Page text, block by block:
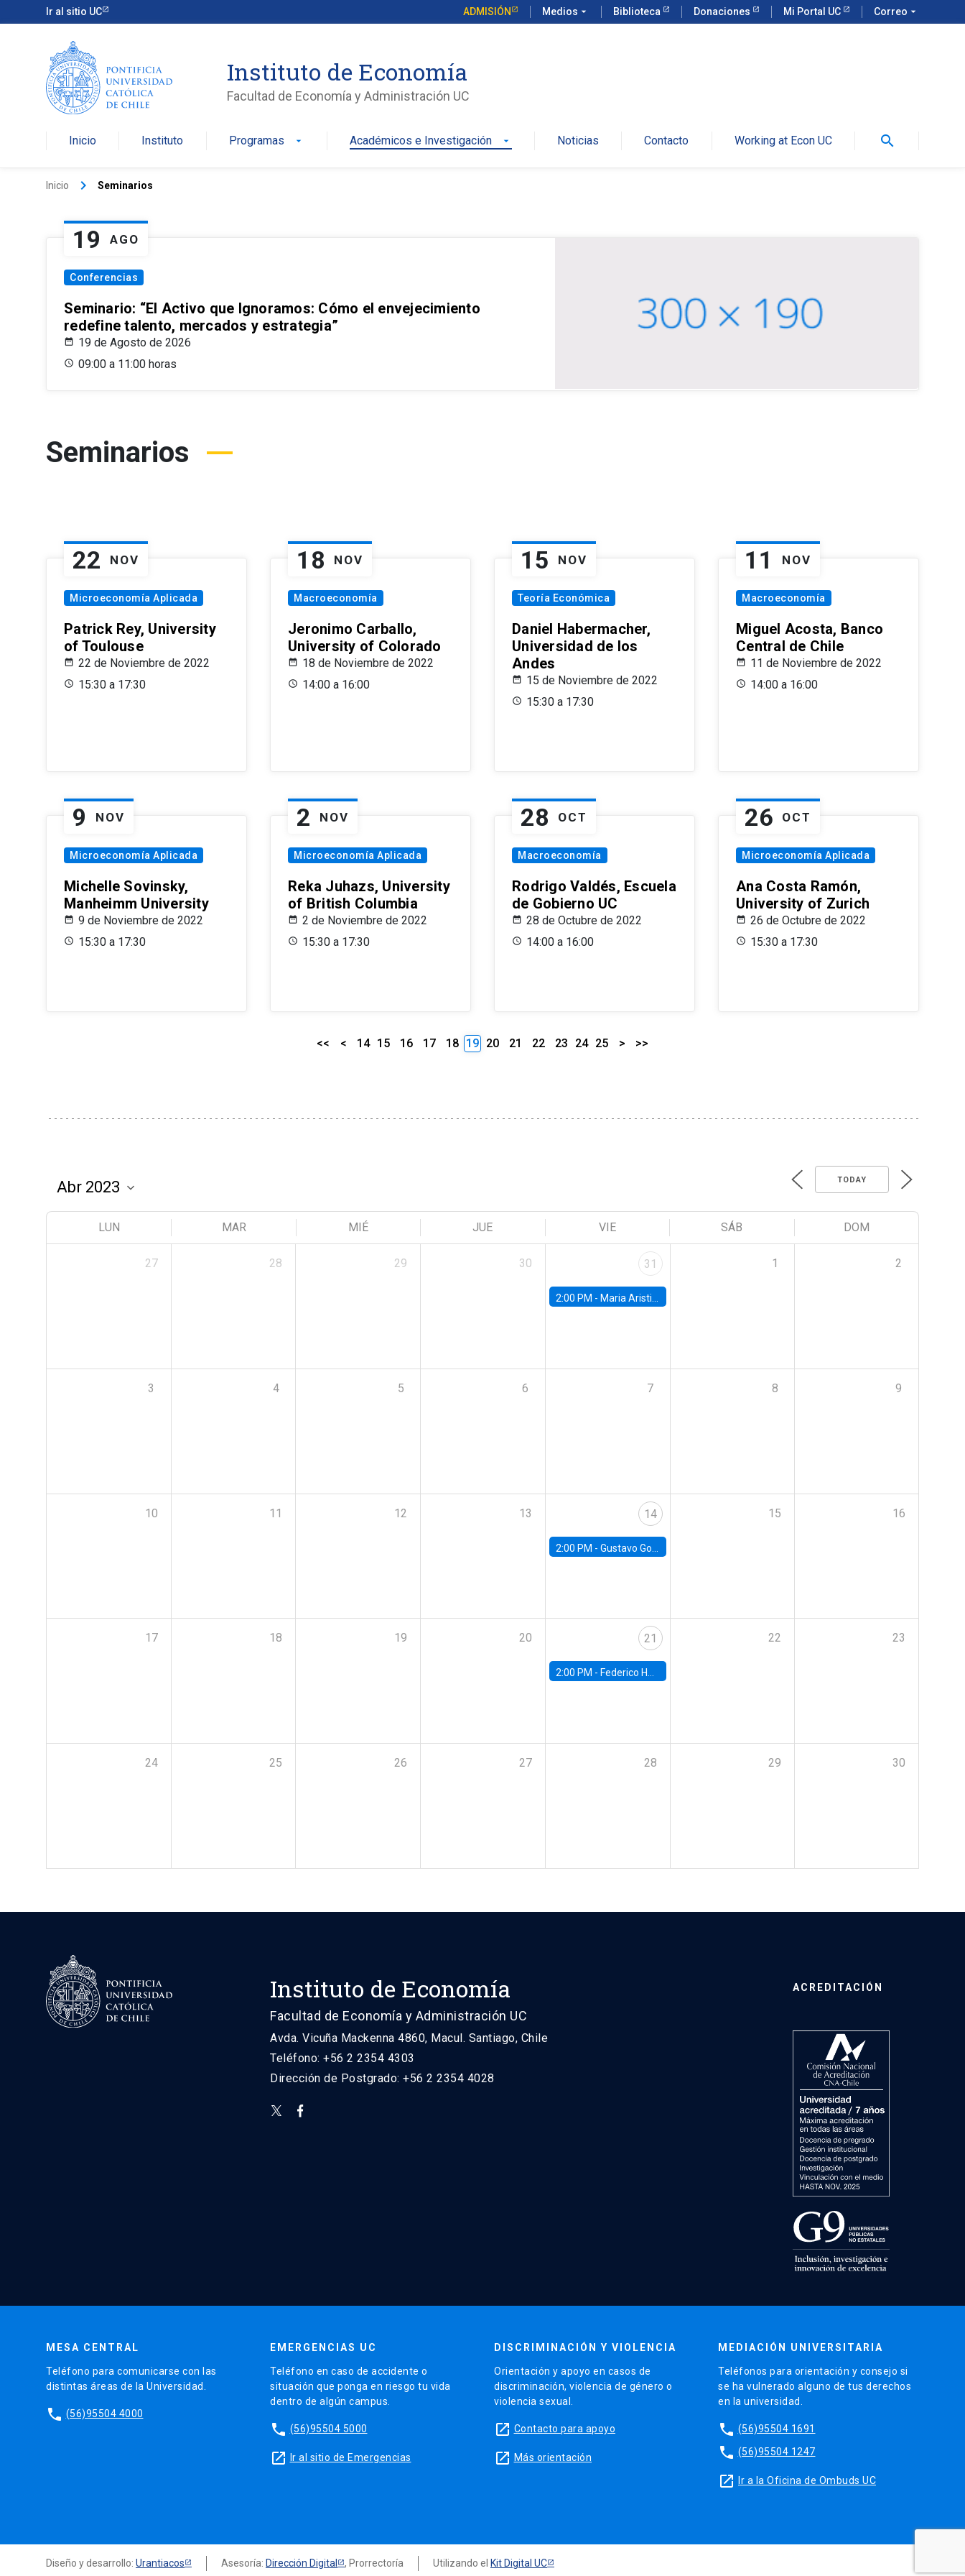
Ir al sitio UC ADMISIÓN Medios arrow_drop_down Biblioteca Donaciones Mi Portal UC Correo arrow_drop_down
Instituto de Economía
Facultad de Economía y Administración UC
Inicio Instituto Programas arrow_drop_down Académicos e Investigación arrow_drop_down Noticias Contacto Working at Econ UC search
Inicio keyboard_arrow_right Seminarios
19 AGO
Conferencias
Seminario: “El Activo que Ignoramos: Cómo el envejecimiento
redefine talento, mercados y estrategia”
19 de Agosto de 2026
09:00 a 11:00 horas
Seminarios
22 NOV
Microeconomía Aplicada
Patrick Rey, University
of Toulouse
22 de Noviembre de 2022
15:30 a 17:30
18 NOV
Macroeconomía
Jeronimo Carballo,
University of Colorado
18 de Noviembre de 2022
14:00 a 16:00
15 NOV
Teoría Económica
Daniel Habermacher,
Universidad de los
Andes
15 de Noviembre de 2022
15:30 a 17:30
11 NOV
Macroeconomía
Miguel Acosta, Banco
Central de Chile
11 de Noviembre de 2022
14:00 a 16:00
9 NOV
Microeconomía Aplicada
Michelle Sovinsky,
Manheimm University
9 de Noviembre de 2022
15:30 a 17:30
2 NOV
Microeconomía Aplicada
Reka Juhazs, University
of British Columbia
2 de Noviembre de 2022
15:30 a 17:30
28 OCT
Macroeconomía
Rodrigo Valdés, Escuela
de Gobierno UC
28 de Octubre de 2022
14:00 a 16:00
26 OCT
Microeconomía Aplicada
Ana Costa Ramón,
University of Zurich
26 de Octubre de 2022
15:30 a 17:30
<< < 14 15 16 17 18 19 20 21 22 23 24 25 > >>
TODAY
LUN MAR MIÉ JUE VIE SÁB DOM
27 28 29 30 31
2:00 PM - Maria Aristizabal-Ramirez, FED Board
1 2
3 4 5 6 7 8 9
10 11 12 13 14
2:00 PM - Gustavo González - Banco Central de Chile
15 16
17 18 19 20 21
2:00 PM - Federico Huneeus - Banco Central de Chile
22 23
24 25 26 27 28 29 30
Instituto de Economía
Facultad de Economía y Administración UC
Avda. Vicuña Mackenna 4860, Macul. Santiago, Chile
Teléfono: +56 2 2354 4303
Dirección de Postgrado: +56 2 2354 4028
ACREDITACIÓN
MESA CENTRAL
Teléfono para comunicarse con las
distintas áreas de la Universidad.
phone (56)95504 4000
EMERGENCIAS UC
Teléfono en caso de accidente o
situación que ponga en riesgo tu vida
dentro de algún campus.
phone (56)95504 5000
launch Ir al sitio de Emergencias
DISCRIMINACIÓN Y VIOLENCIA
Orientación y apoyo en casos de
discriminación, violencia de género o
violencia sexual.
launch Contacto para apoyo
launch Más orientación
MEDIACIÓN UNIVERSITARIA
Teléfonos para orientación y consejo si
se ha vulnerado alguno de tus derechos
en la universidad.
phone (56)95504 1691
phone (56)95504 1247
launch Ir a la Oficina de Ombuds UC
Diseño y desarrollo: Urantiacos Asesoría: Dirección Digital , Prorrectoría Utilizando el Kit Digital UC